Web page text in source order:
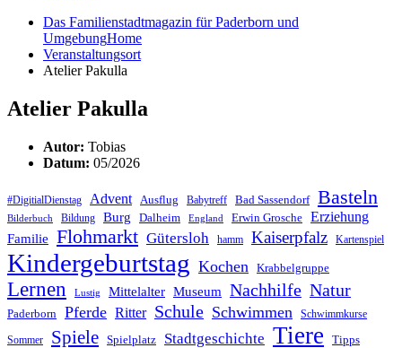
Das Familienstadtmagazin für Paderborn und
UmgebungHome
Veranstaltungsort
Atelier Pakulla
Atelier Pakulla
Autor: Tobias
Datum: 05/2026
#DigitialDienstag Advent Ausflug Babytreff Bad Sassendorf Basteln
Bilderbuch Bildung Burg Dalheim England Erwin Grosche Erziehung
Familie Flohmarkt Gütersloh hamm Kaiserpfalz Kartenspiel
Kindergeburtstag Kochen Krabbelgruppe
Lernen Lustig Mittelalter Museum Nachhilfe Natur
Paderborn Pferde Ritter Schule Schwimmen Schwimmkurse
Sommer Spiele Spielplatz Stadtgeschichte Tiere Tipps